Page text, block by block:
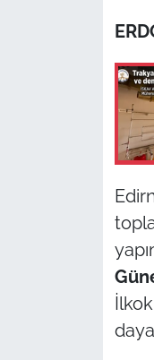
Flaş Haber
Dış Haberler